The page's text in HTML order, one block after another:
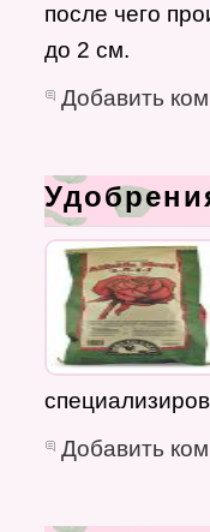
после чего
до 2 см.
Добавить
Добавить